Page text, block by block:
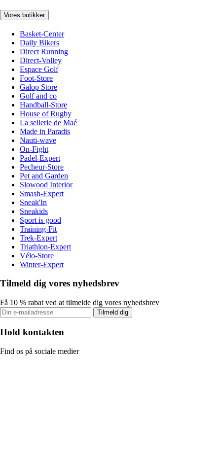
Vores butikker
Basket-Center
Daily Bikers
Direct Running
Direct-Volley
Espace Golf
Foot-Store
Galop Store
Golf and co
Handball-Store
House of Rugby
La sellerie de Maé
Made in Paradis
Nauti-wave
On-Fight
Padel-Expert
Pecheur-Store
Pet and Garden
Slowood Interior
Smash-Expert
Sneak'In
Sneakids
Sport is good
Training-Fit
Trek-Expert
Triathlon-Expert
Vélo-Store
Winter-Expert
Tilmeld dig vores nyhedsbrev
Få 10 % rabat ved at tilmelde dig vores nyhedsbrev
Tilmeld dig
Hold kontakten
Find os på sociale medier